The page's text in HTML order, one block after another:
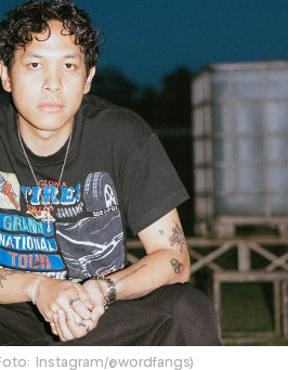
Instagram/@wordfangs)